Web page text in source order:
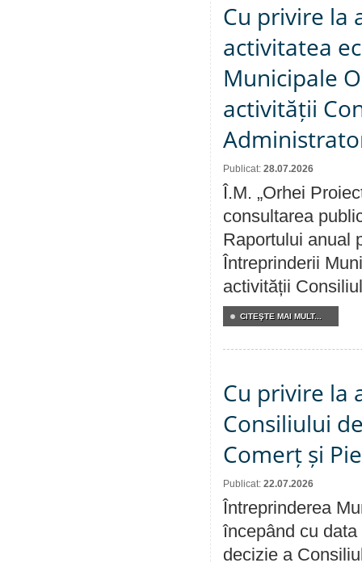
Cu privire la
activitatea
Municipale
activității
Publicat: 28.07.2026
Î.M. „Orhei
consultarea
Raportului anual
Întreprinderii
activității
CITEŞTE MAI MULT...
Cu privire la
Consiliului
Comerț și
Publicat: 22.07.2026
Întreprinderea
începând cu
decizie a